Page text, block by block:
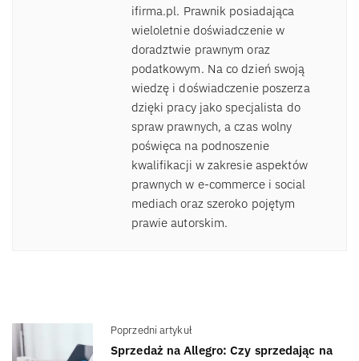
ifirma.pl. Prawnik posiadająca
wieloletnie doświadczenie w
doradztwie prawnym oraz
podatkowym. Na co dzień swoją
wiedzę i doświadczenie poszerza
dzięki pracy jako specjalista do
spraw prawnych, a czas wolny
poświęca na podnoszenie
kwalifikacji w zakresie aspektów
prawnych w e-commerce i social
mediach oraz szeroko pojętym
prawie autorskim.
Poprzedni artykuł
Sprzedaż na Allegro: Czy sprzedając na